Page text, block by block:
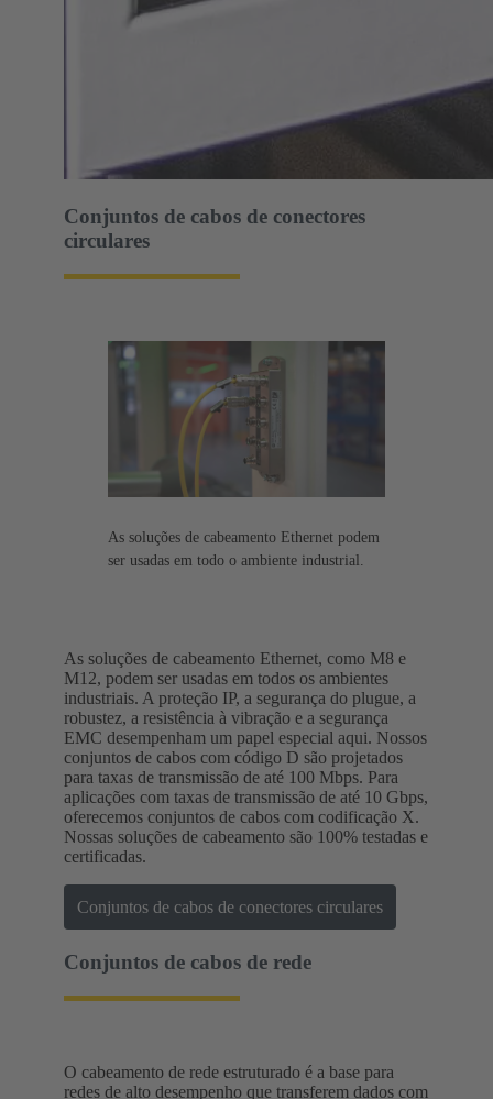
Conjuntos de cabos de conectores
circulares
As soluções de cabeamento Ethernet podem
ser usadas em todo o ambiente industrial.
As soluções de cabeamento Ethernet, como M8 e
M12, podem ser usadas em todos os ambientes
industriais. A proteção IP, a segurança do plugue, a
robustez, a resistência à vibração e a segurança
EMC desempenham um papel especial aqui. Nossos
conjuntos de cabos com código D são projetados
para taxas de transmissão de até 100 Mbps. Para
aplicações com taxas de transmissão de até 10 Gbps,
oferecemos conjuntos de cabos com codificação X.
Nossas soluções de cabeamento são 100% testadas e
certificadas.
Conjuntos de cabos de conectores circulares
Conjuntos de cabos de rede
O cabeamento de rede estruturado é a base para
redes de alto desempenho que transferem dados com